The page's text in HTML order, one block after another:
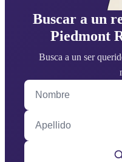
Buscar a un
Piedmont
Busca a un ser
Nombre
Apellido